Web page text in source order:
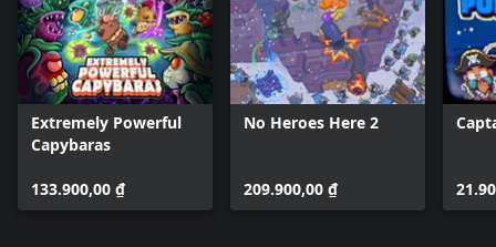
Extremely Powerful
Capybaras
133.900,00 ₫
No Heroes Here 2
209.900,00 ₫